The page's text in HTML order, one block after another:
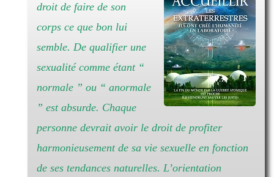
droit de faire de son
corps ce que bon lui
semble. De qualifier une
sexualité comme étant “
normale ” ou “ anormale
” est absurde. Chaque
personne devrait avoir le droit de profiter
harmonieusement de sa vie sexuelle en fonction
de ses tendances naturelles. L’orientation